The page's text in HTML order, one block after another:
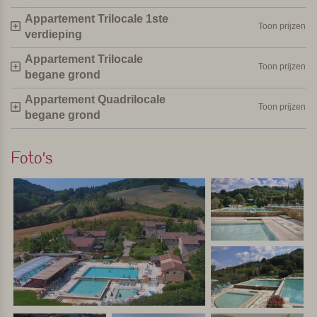
met veel faciliteiten en kindvriendelijk. Het is centraal
gelegen in Toscane, dus als vertrekpunt voor excursies in
de omgeving is het ideaal gelegen.
Persoonlijk geselecteerd en bezocht door Margot De Kruif – My Italy
Appartement Trilocale 1ste
verdieping
Toon prijzen
Appartement Trilocale
begane grond
Toon prijzen
Appartement Quadrilocale
begane grond
Toon prijzen
Foto's